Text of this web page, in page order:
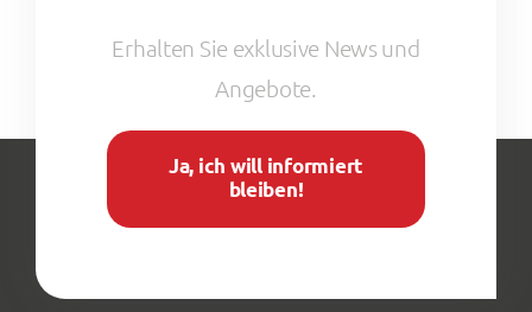
Erhalten Sie exklusive News und
Angebote.
Ja, ich will informiert
bleiben!